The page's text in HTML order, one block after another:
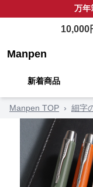
万年
10,000
Manpen
新着商品
Manpen TOP › 細字